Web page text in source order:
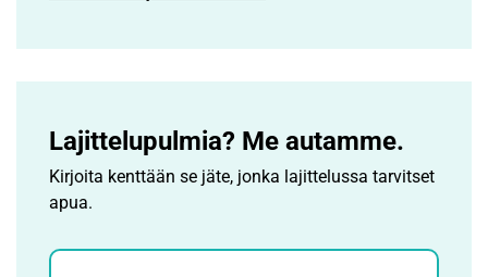
Lajittelupulmia? Me autamme.
Kirjoita kenttään se jäte, jonka lajittelussa tarvitset
apua.
Jätehaku